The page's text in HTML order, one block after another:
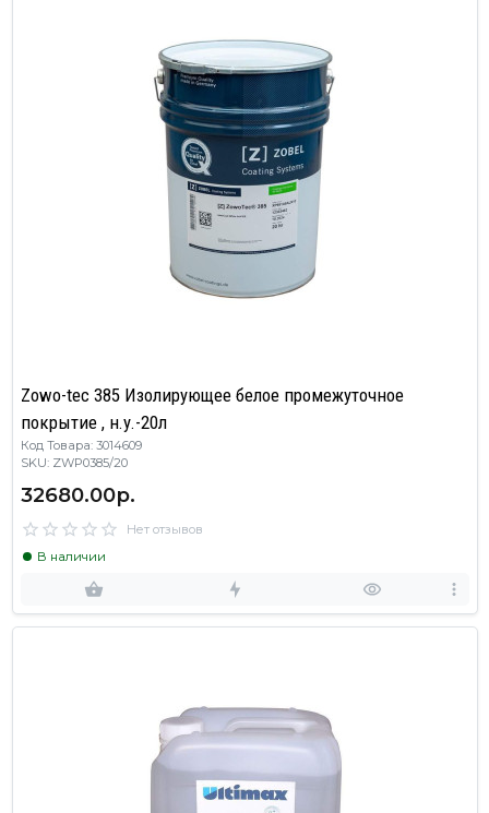
Zowo-tec 385 Изолирующее белое промежуточное
покрытие , н.у.-20л
Код Товара: 3014609
SKU: ZWP0385/20
32680.00р.
Нет отзывов
В наличии